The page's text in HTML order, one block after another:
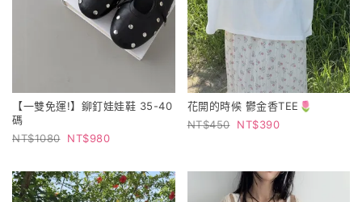
【一雙免運!】鉚釘娃娃鞋 35-40
碼
1080
980
花開的時候 鬱金香TEE🌷
450
390